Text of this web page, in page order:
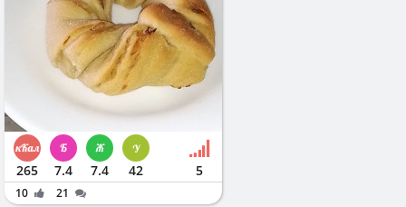
265 7.4 7.4 42 5
10 21